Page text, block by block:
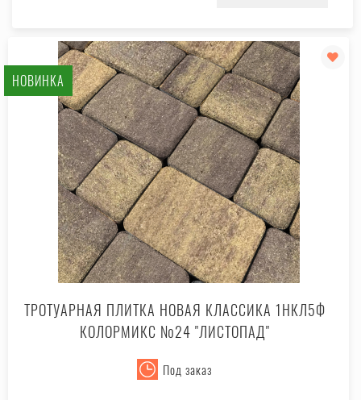
НОВИНКА
ТРОТУАРНАЯ ПЛИТКА НОВАЯ КЛАССИКА 1НКЛ5Ф
КОЛОРМИКС №24 "ЛИСТОПАД"
Под заказ